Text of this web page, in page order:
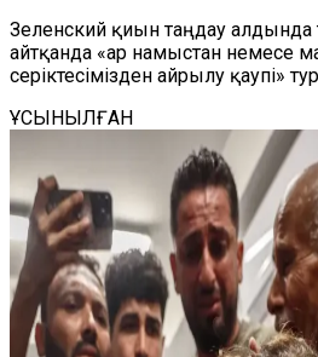
Зеленский қиын таңдау алдында
айтқанда «ар намыстан немесе
серіктесімізден айрылу қаупі»
ҰСЫНЫЛҒАН